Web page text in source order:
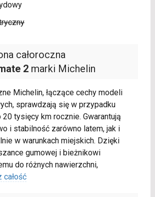
całoroczna
2marki Michelin
Michelin, łączące cechy modeli
sprawdzają się w przypadku
tysięcy km rocznie. Gwarantują
i stabilność zarówno latem, jak i
w warunkach miejskich. Dzięki
gumowej i bieżnikowi
do różnych nawierzchni,
całość